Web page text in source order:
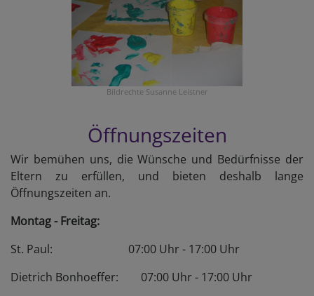
Bildrechte Susanne Leistner
Öffnungszeiten
Wir bemühen uns, die Wünsche und Bedürfnisse der
Eltern zu erfüllen, und bieten deshalb lange
Öffnungszeiten an.
Montag - Freitag:
St. Paul: 07:00 Uhr - 17:00 Uhr
Dietrich Bonhoeffer: 07:00 Uhr - 17:00 Uhr